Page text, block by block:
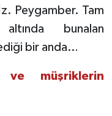
Peygamber. Tam
bunalan
bir anda…
müşriklerin